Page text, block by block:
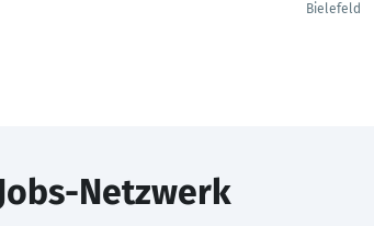
Bielefeld
Netzwerk